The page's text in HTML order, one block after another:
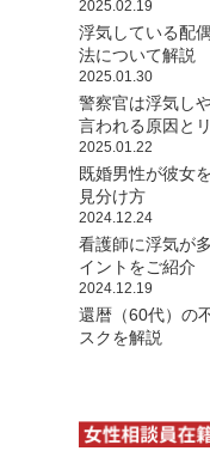
2025.02.19
浮気している配
法について解説
2025.01.30
警察官は浮気し
言われる原因と
2025.01.22
既婚男性が彼女
見分け方
2024.12.24
看護師に浮気が
イントをご紹介
2024.12.19
還暦（60代）の
スクを解説